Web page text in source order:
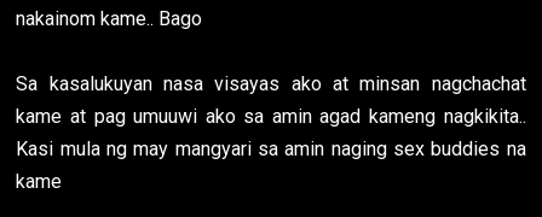
nakainom kame.. Bago
Sa kasalukuyan nasa visayas ako at minsan nagchachat
kame at pag umuuwi ako sa amin agad kameng nagkikita..
Kasi mula ng may mangyari sa amin naging sex buddies na
kame